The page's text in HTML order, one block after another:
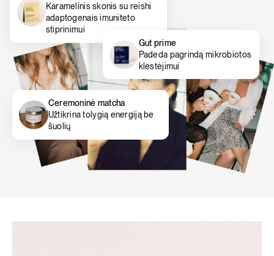
Karamelinis skonis su reishi
adaptogenais imuniteto
stiprinimui
Gut prime
Padeda pagrindą mikrobiotos
klestėjimui
Ceremoninė matcha
Užtikrina tolygią energiją be
šuolių